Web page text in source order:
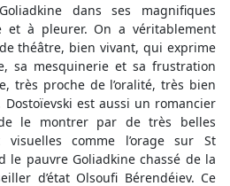
dans ses magnifiques
et à pleurer. On a véritablement
théâtre, bien vivant, qui exprime
sa mesquinerie et sa frustration
très proche de l’oralité, très bien
est aussi un romancier
le montrer par de très belles
visuelles comme l’orage sur St
le pauvre Goliadkine chassé de la
d’état Olsoufi Bérendéiev. Ce